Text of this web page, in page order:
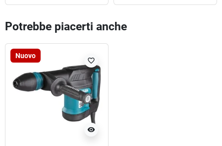
Potrebbe piacerti anche
Nuovo
visibility
favorite_border